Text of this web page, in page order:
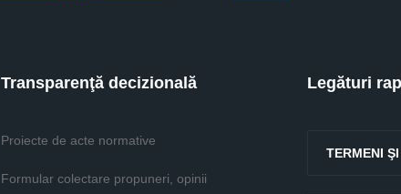
Transparenţă decizională
Proiecte de acte normative
Formular colectare propuneri, opinii
Legături
TERMENI